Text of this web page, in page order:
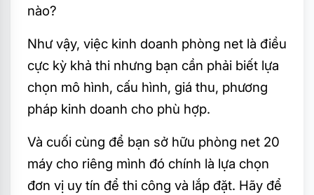
nào?
Như vậy, việc kinh doanh phòng net là điều
cực kỳ khả thi nhưng bạn cần phải biết lựa
chọn mô hình, cấu hình, giá thu, phương
pháp kinh doanh cho phù hợp.
Và cuối cùng để bạn sở hữu phòng net 20
máy cho riêng mình đó chính là lựa chọn
đơn vị uy tín để thi công và lắp đặt. Hãy để